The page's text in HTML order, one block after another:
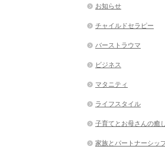
お知らせ
チャイルドセラピー
バーストラウマ
ビジネス
マタニティ
ライフスタイル
子育てとお母さんの癒し
家族とパートナーシッ